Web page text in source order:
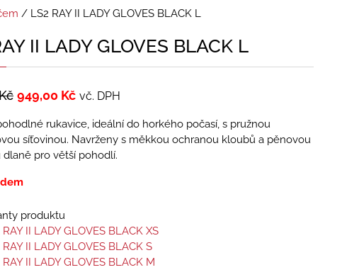
/ LS2 RAY II LADY GLOVES BLACK L
II LADY GLOVES BLACK L
949,00 Kč vč. DPH
rukavice, ideální do horkého počasí, s pružnou
síťovinou. Navrženy s měkkou ochranou kloubů a pěnovou
pro větší pohodlí.
produktu
RAY II LADY GLOVES BLACK XS
RAY II LADY GLOVES BLACK S
RAY II LADY GLOVES BLACK M